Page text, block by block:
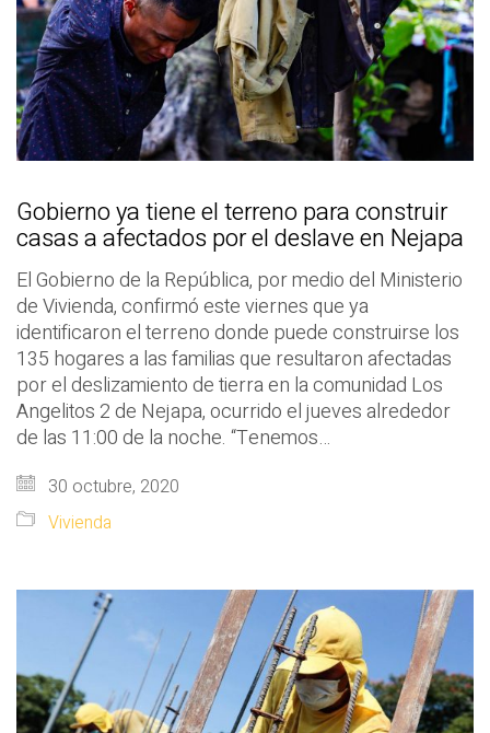
Gobierno ya tiene el terreno para construir
casas a afectados por el deslave en Nejapa
El Gobierno de la República, por medio del Ministerio
de Vivienda, confirmó este viernes que ya
identificaron el terreno donde puede construirse los
135 hogares a las familias que resultaron afectadas
por el deslizamiento de tierra en la comunidad Los
Angelitos 2 de Nejapa, ocurrido el jueves alrededor
de las 11:00 de la noche. “Tenemos…
30 octubre, 2020
Vivienda